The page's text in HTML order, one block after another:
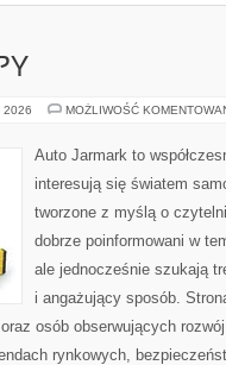
2026 MOŻLIWOŚĆ
Auto Jarmark to
interesują się światem
tworzone z myślą o
dobrze poinformowani w
ale jednocześnie szukają
i angażujący sposób.
osób obserwujących
rynkowych,